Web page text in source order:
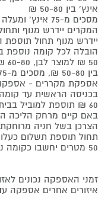
אינץ' בין 50-80 ₪
המקרים יידרש מנוף
יידרש מנוף תחול
בין 50-80 ₪, מסכים מ-75 אינץ' ומעלה 80-100 ₪.
אספקת מקררים -
בכניסה הראשית עד
60 ₪ תוספת למוביל בבית.
הצרכן בשל חניה
תחול תוספת תשלום
50 מטרים יחשבו כקומה נוספת).
זמני האספקה נכונים
איזורים אחרים אספקה עד 14 ימי עסקים